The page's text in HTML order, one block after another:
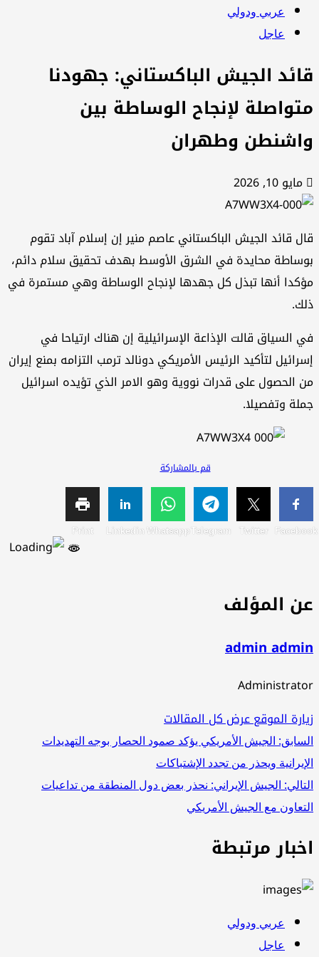
عربي ودولي
عاجل
الجيش الباكستاني: جهودنا
لإنجاح الوساطة بين
وطهران
مايو 10, 2026
قائد الجيش الباكستاني عاصم منير إن إسلام آباد تقوم
محايدة في الشرق الأوسط بهدف تحقيق سلام دائم،
أنها تبذل كل جهدها لإنجاح الوساطة وهي مستمرة في
السياق قالت الإذاعة الإسرائيلية إن هناك ارتياحا في
لتأكيد الرئيس الأمريكي دونالد ترمب التزامه بمنع إيران
الحصول على قدرات نووية وهو الامر الذي تؤيده اسرائيل
وتفصيلا.
قم بالمشاركة
Twitter
Telegram
Whatsapp
Linkedin
Print
المؤلف
admin
الموقععرض كل المقالات
الجيش الأمريكي يؤكد صمود الحصار بوجه التهديدات
ويحذر من تجدد الإشتباكات
الجيش الإيراني: نحذر بعض دول المنطقة من تداعيات
مع الجيش الأمريكي
مرتبطة
عربي ودولي
عاجل